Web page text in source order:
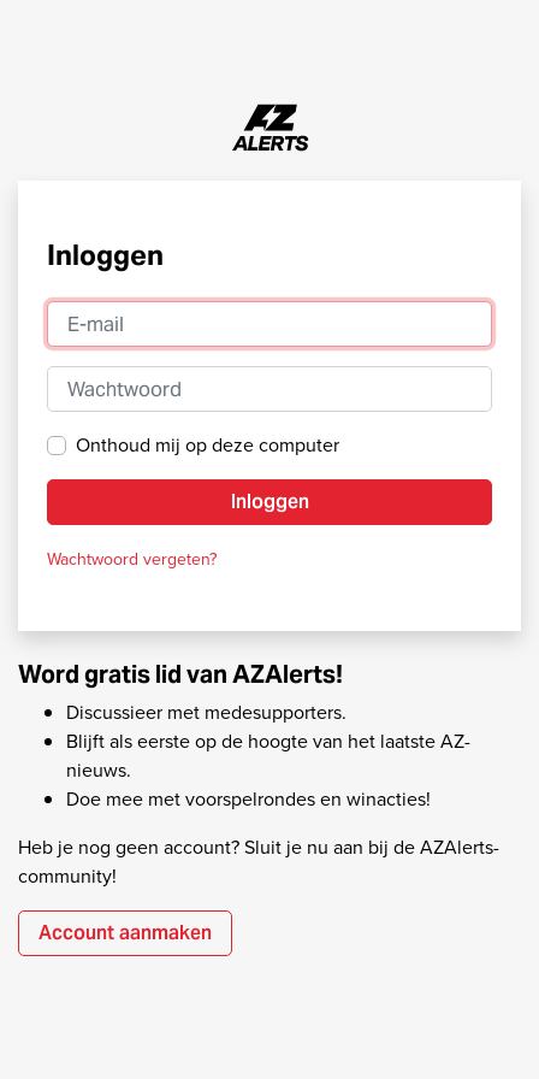
Inloggen
E-mail
Wachtwoord
Onthoud mij op deze computer
Inloggen
Wachtwoord vergeten?
Word gratis lid van AZAlerts!
Discussieer met medesupporters.
Blijft als eerste op de hoogte van het laatste AZ-
nieuws.
Doe mee met voorspelrondes en winacties!
Heb je nog geen account? Sluit je nu aan bij de AZAlerts-
community!
Account aanmaken